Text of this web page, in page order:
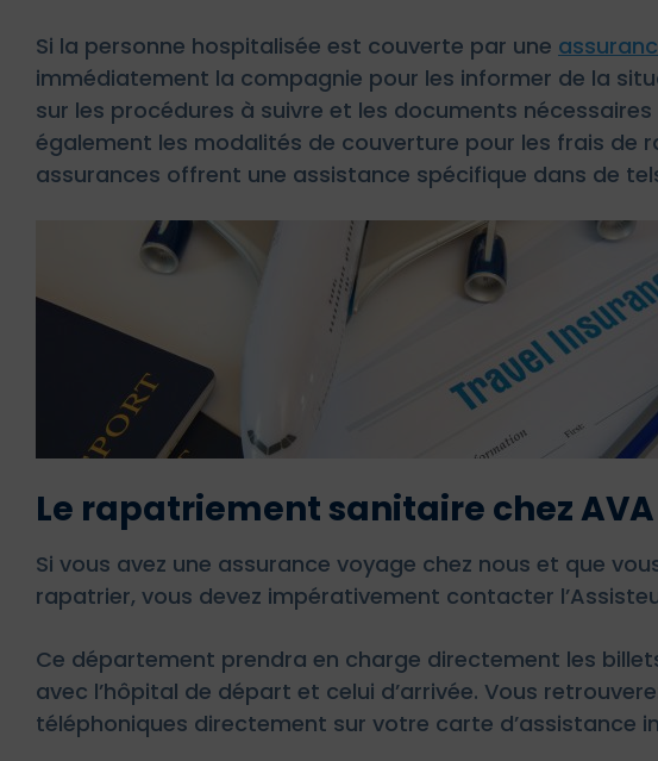
Si la personne hospitalisée est couverte par une
immédiatement la compagnie pour les informer de la
sur les procédures à suivre et les documents
également les modalités de couverture pour les frais de
assurances offrent une assistance spécifique dans de
Le rapatriement sanitaire chez
Si vous avez une assurance voyage chez nous et que
rapatrier, vous devez impérativement contacter
Ce département prendra en charge directement les
avec l’hôpital de départ et celui d’arrivée. Vous
téléphoniques directement sur votre carte d’assistance